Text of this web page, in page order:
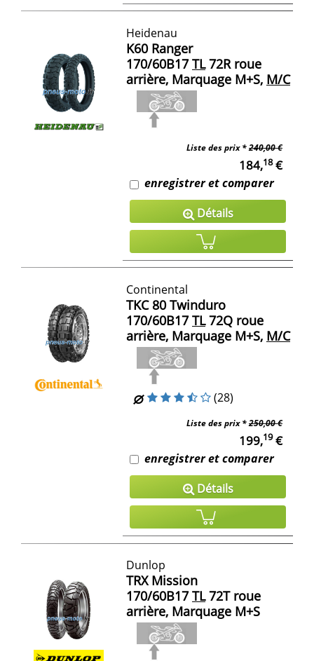
Heidenau
K60 Ranger
170/60B17 TL72R roue
arrière, Marquage M+S, M/C
Liste des prix *240,00 €
184,18€
enregistrer et comparer
Détails
Continental
TKC 80 Twinduro
170/60B17 TL72Q roue
arrière, Marquage M+S, M/C
(28)
Liste des prix *250,00 €
199,19€
enregistrer et comparer
Détails
Dunlop
TRX Mission
170/60B17 TL72T roue
arrière, Marquage M+S